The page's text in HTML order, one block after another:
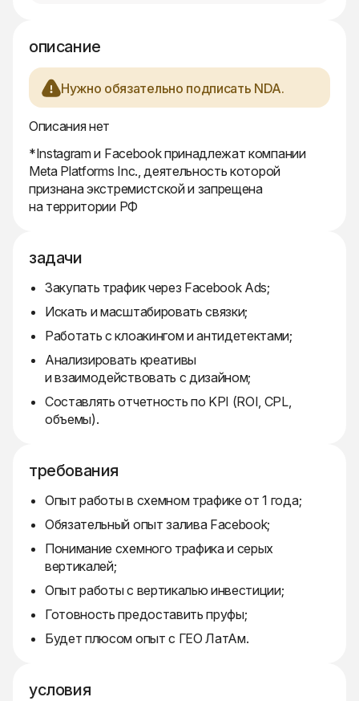
описание
Нужно обязательно подписать NDA.
Описания нет
*Instagram и Facebook принадлежат компании
Meta Platforms Inc., деятельность которой
признана экстремистской и запрещена
на территории РФ
задачи
Закупать трафик через Facebook Ads;
Искать и масштабировать связки;
Работать с клоакингом и антидетектами;
Анализировать креативы
и взаимодействовать с дизайном;
Составлять отчетность по KPI (ROI, CPL,
объемы).
требования
Опыт работы в схемном трафике от 1 года;
Обязательный опыт залива Facebook;
Понимание схемного трафика и серых
вертикалей;
Опыт работы с вертикалью инвестиции;
Готовность предоставить пруфы;
Будет плюсом опыт с ГЕО ЛатАм.
условия